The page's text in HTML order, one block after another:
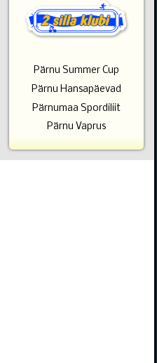
Pärnu Summer Cup
Pärnu Hansapäevad
Pärnumaa Spordiliit
Pärnu Vaprus